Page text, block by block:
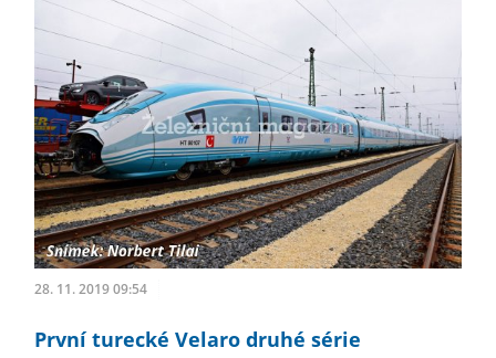
28. 11. 2019 09:54
První turecké Velaro druhé série